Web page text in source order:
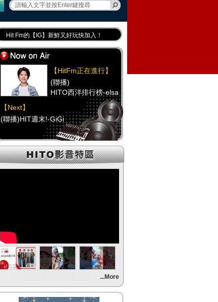
Hit Fm的【IG】新鮮又好玩快加入！
Hit Fm【FB臉書粉絲團】等你加入！
最專業《DJ推薦》好音樂千萬別錯過！
好康報報 最新優惠訊息都在這！
【HitFm正在進行】
(聯播)
HITO西洋排行榜-elsa
【Next】
(聯播)HIT週末!-GiGi
【HitFm正在進行】
(聯播)
(聯播)
HITO西洋排行榜-elsa
【Next】
...More